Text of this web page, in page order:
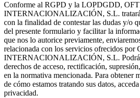
Conforme al RGPD y la LOPDGDD,
INTERNACIONALIZACIÓN, S.L. tratará
con la finalidad de contestar las dudas y/o
del presente formulario y facilitar la
que nos lo autorice previamente,
relacionada con los servicios ofrecidos por
INTERNACIONALIZACIÓN, S.L. Podrá
derechos de acceso, rectificación,
en la normativa mencionada. Para obtener
de cómo estamos tratando sus datos,
privacidad.